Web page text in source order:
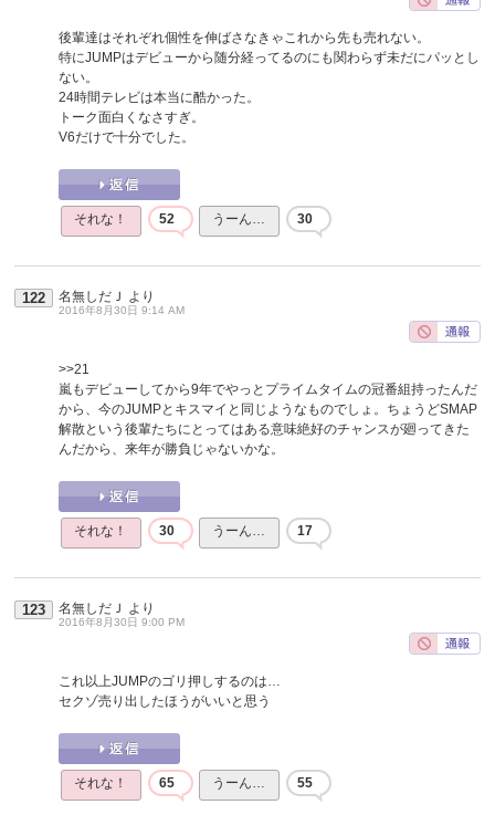
後輩達はそれぞれ個性を伸ばさなきゃこれから先も売れない。
特にJUMPはデビューから随分経ってるのにも関わらず未だにパッとし
ない。
24時間テレビは本当に酷かった。
トーク面白くなさすぎ。
V6だけで十分でした。
それな！ 52 うーん… 30
122 名無しだＪ より
2016年8月30日 9:14 AM
>>21
嵐もデビューしてから9年でやっとプライムタイムの冠番組持ったんだ
から、今のJUMPとキスマイと同じようなものでしょ。ちょうどSMAP
解散という後輩たちにとってはある意味絶好のチャンスが廻ってきた
んだから、来年が勝負じゃないかな。
それな！ 30 うーん… 17
123 名無しだＪ より
2016年8月30日 9:00 PM
これ以上JUMPのゴリ押しするのは…
セクゾ売り出したほうがいいと思う
それな！ 65 うーん… 55